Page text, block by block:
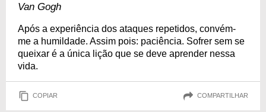
Van Gogh
Após a experiência dos ataques repetidos, convém-
me a humildade. Assim pois: paciência. Sofrer sem se
queixar é a única lição que se deve aprender nessa
vida.
COPIAR COMPARTILHAR